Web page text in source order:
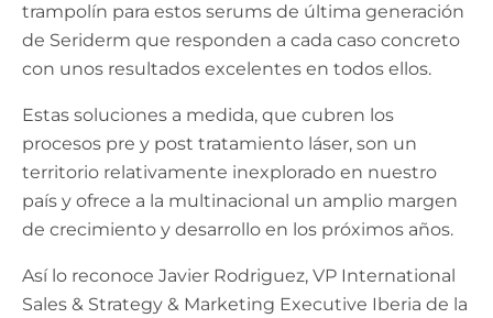
trampolín para estos serums de última generación
de Seriderm que responden a cada caso concreto
con unos resultados excelentes en todos ellos.
Estas soluciones a medida, que cubren los
procesos pre y post tratamiento láser, son un
territorio relativamente inexplorado en nuestro
país y ofrece a la multinacional un amplio margen
de crecimiento y desarrollo en los próximos años.
Así lo reconoce Javier Rodriguez, VP International
Sales & Strategy & Marketing Executive Iberia de la